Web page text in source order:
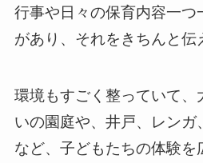
行事や日々の保育内容一つ
があり、それをきちんと伝
環境もすごく整っていて、
いの園庭や、井戸、レンガ
など、子どもたちの体験を